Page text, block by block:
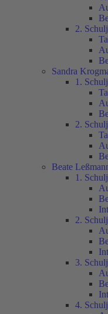
2.
Sandra
1.
2.
Beate
1.
2.
3.
4.